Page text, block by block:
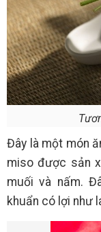
Đây là một món
miso được sản
muối và nấm.
khuẩn có lợi như